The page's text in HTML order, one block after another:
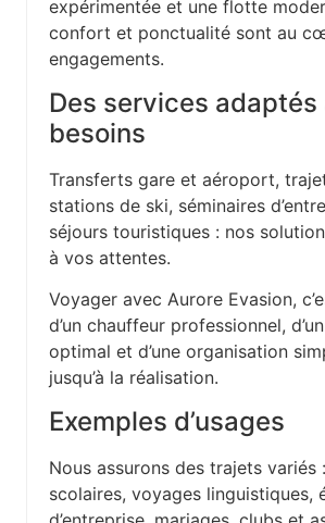
expérimentée et une flotte
confort et ponctualité sont au
engagements.
Des services adaptés
besoins
Transferts gare et aéroport,
stations de ski, séminaires
séjours touristiques : nos
à vos attentes.
Voyager avec Aurore Evasion,
d’un chauffeur professionnel,
optimal et d’une organisation
jusqu’à la réalisation.
Exemples d’usages
Nous assurons des trajets variés
scolaires, voyages linguistiques,